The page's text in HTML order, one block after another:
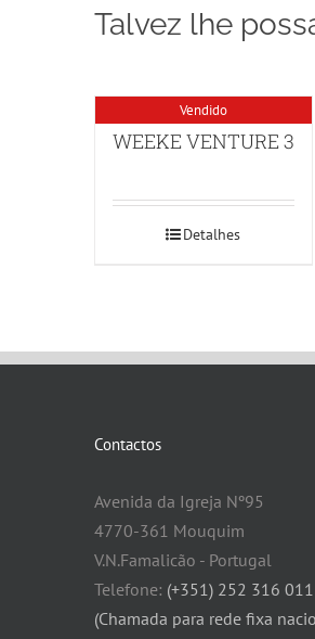
Talvez lhe
Vendido
WEEKE VENTURE 3
Detalhes
Contactos
Avenida da Igreja Nº95
4770-361 Mouquim
V.N.Famalicão - Portugal
Telefone: (+351) 252 316 011
(Chamada para rede fixa